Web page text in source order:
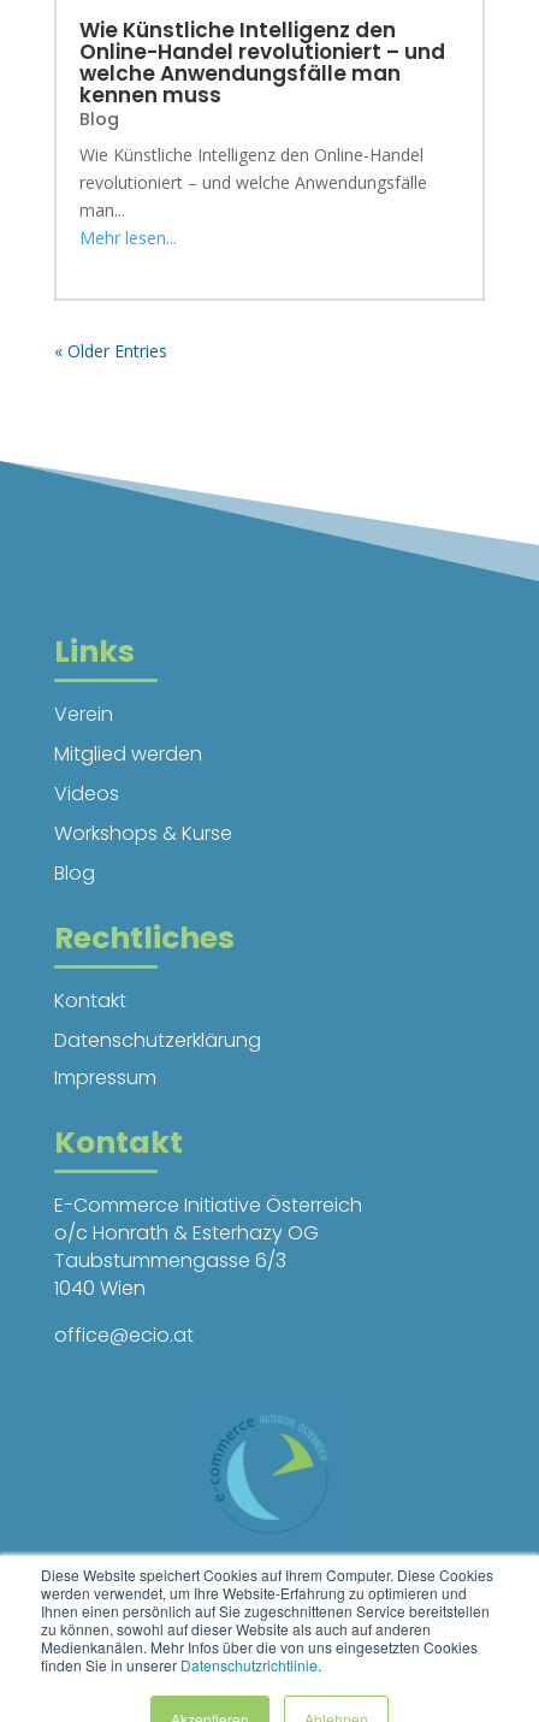
Diese Website speichert Cookies auf Ihrem Computer. Diese Cookies
werden verwendet, um Ihre Website-Erfahrung zu optimieren und
Ihnen einen persönlich auf Sie zugeschnittenen Service bereitstellen
zu können, sowohl auf dieser Website als auch auf anderen
Medienkanälen. Mehr Infos über die von uns eingesetzten Cookies
finden Sie in unserer Datenschutzrichtlinie.
Wie Künstliche Intelligenz den
Online-Handel revolutioniert – und
welche Anwendungsfälle man
kennen muss
Blog
Wie Künstliche Intelligenz den Online-Handel
revolutioniert – und welche Anwendungsfälle
man...
Mehr lesen...
« Older Entries
Links
Verein
Mitglied werden
Videos
Workshops & Kurse
Blog
Rechtliches
Kontakt
Datenschutzerklärung
Impressum
Kontakt
E-Commerce Initiative Österreich
o/c Honrath & Esterhazy OG
Taubstummengasse 6/3
1040 Wien
office@ecio.at